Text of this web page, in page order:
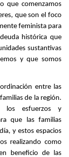
que comenzamos
que son el foco
feminista para
histórica que
sustantivas
y que somos
entre las
de la región.
los esfuerzos y
que las familias
y estos espacios
realizando como
beneficio de las